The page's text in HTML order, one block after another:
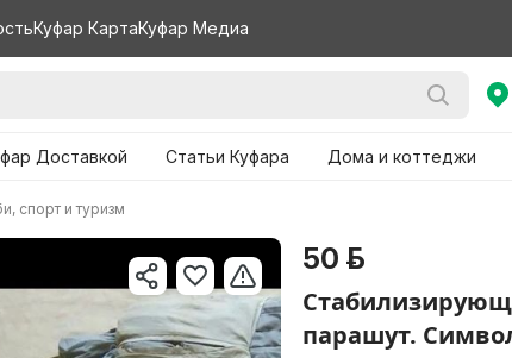
Куфар КартаКуфар Медиа
Доставкой Статьи Куфара Дома и коттеджи
спорт и туризм
50 р.
парашут.